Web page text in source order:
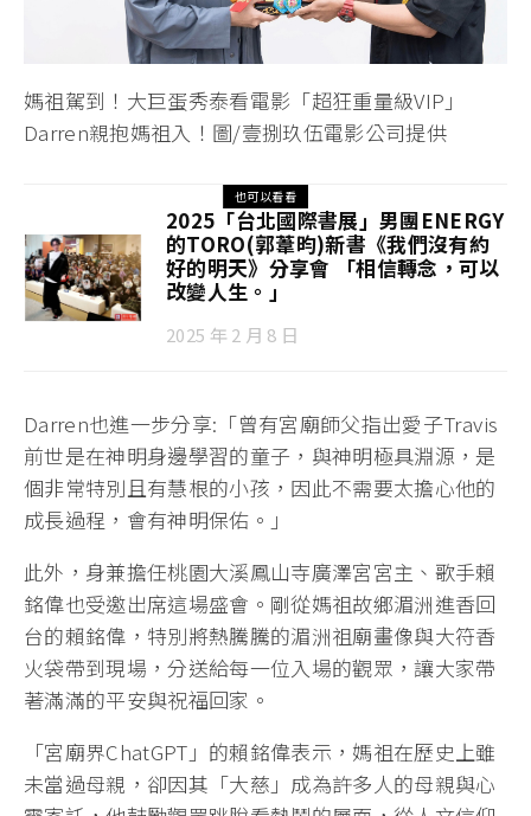
媽祖駕到！大巨蛋秀泰看電影「超狂重量級VIP」
Darren親抱媽祖入！圖/壹捌玖伍電影公司提供
也可以看看
2025「台北國際書展」男團ENERGY
的TORO(郭葦昀)新書《我們沒有約
好的明天》分享會 「相信轉念，可以
改變人生。」
2025 年 2 月 8 日
Darren也進一步分享:「曾有宮廟師父指出愛子Travis
前世是在神明身邊學習的童子，與神明極具淵源，是
個非常特別且有慧根的小孩，因此不需要太擔心他的
成長過程，會有神明保佑。」
此外，身兼擔任桃園大溪鳳山寺廣澤宮宮主、歌手賴
銘偉也受邀出席這場盛會。剛從媽祖故鄉湄洲進香回
台的賴銘偉，特別將熱騰騰的湄洲祖廟畫像與大符香
火袋帶到現場，分送給每一位入場的觀眾，讓大家帶
著滿滿的平安與祝福回家。
「宮廟界ChatGPT」的賴銘偉表示，媽祖在歷史上雖
未當過母親，卻因其「大慈」成為許多人的母親與心